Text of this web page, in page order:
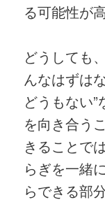
る可能性が
どうしても
んなはずは
どうもない
を向き合う
きることで
らぎを一緒
らできる部